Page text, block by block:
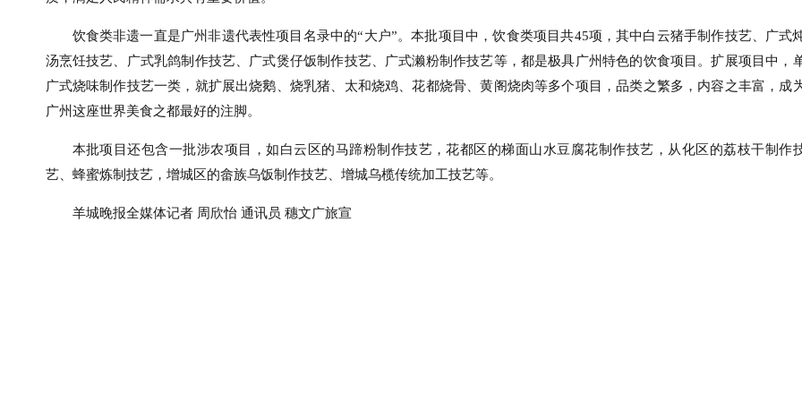
饮食类非遗一直是广州非遗代表性项目名录中的“大户”。本批项目中，饮食类项目共45项，其中白云猪手制作技艺、广式
汤烹饪技艺、广式乳鸽制作技艺、广式煲仔饭制作技艺、广式濑粉制作技艺等，都是极具广州特色的饮食项目。扩展项目中，
广式烧味制作技艺一类，就扩展出烧鹅、烧乳猪、太和烧鸡、花都烧骨、黄阁烧肉等多个项目，品类之繁多，内容之丰富，成
广州这座世界美食之都最好的注脚。
本批项目还包含一批涉农项目，如白云区的马蹄粉制作技艺，花都区的梯面山水豆腐花制作技艺，从化区的荔枝干制作
艺、蜂蜜炼制技艺，增城区的畲族乌饭制作技艺、增城乌榄传统加工技艺等。
羊城晚报全媒体记者 周欣怡 通讯员 穗文广旅宣